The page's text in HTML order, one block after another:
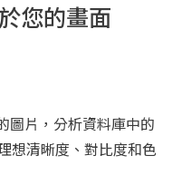
您的畫面
圖片，分析資料庫中的
想清晰度、對比度和色